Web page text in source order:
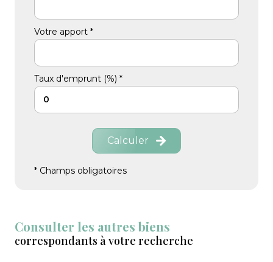
Votre apport *
Taux d'emprunt (%) *
Calculer
* Champs obligatoires
Consulter les autres biens
correspondants à votre recherche